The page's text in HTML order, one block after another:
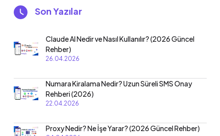
Son Yazılar
Claude AI Nedir ve Nasıl Kullanılır? (2026 Güncel
Rehber)
26.04.2026
Numara Kiralama Nedir? Uzun Süreli SMS Onay
Rehberi (2026)
22.04.2026
Proxy Nedir? Ne İşe Yarar? (2026 Güncel Rehber)